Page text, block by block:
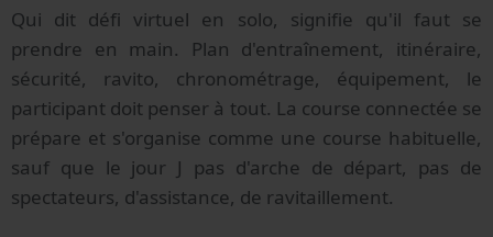
Qui dit défi virtuel en solo, signifie qu'il faut se
prendre en main. Plan d'entraînement, itinéraire,
sécurité, ravito, chronométrage, équipement, le
participant doit penser à tout. La course connectée se
prépare et s'organise comme une course habituelle,
sauf que le jour J pas d'arche de départ, pas de
spectateurs, d'assistance, de ravitaillement.